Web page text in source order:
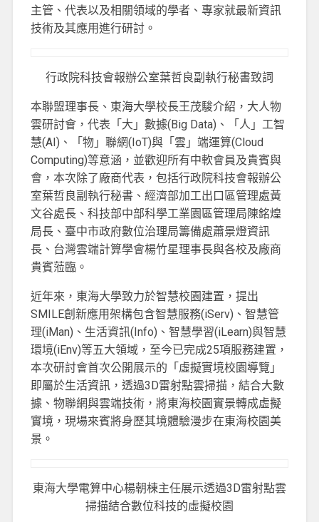
主管、代表以及相關領域的學者、專家就最新資訊
技術及其應用進行研討。
行政院科技會報辦公室葉哲良副執行秘書致詞
本聯盟理事長、東海大學校長王茂駿介紹，大人物
雲研討會，代表「大」數據(Big Data)、「人」工智
慧(AI)、「物」聯網(IoT)與「雲」端運算(Cloud
Computing)等意涵，並歡迎所有中軟會員及貴賓與
會，本次除了廠商代表，包括行政院科技會報辦公
室葉哲良副執行秘書、經濟部加工出口區管理處黃
文谷處長、科技部中部科學工業園區管理局陳銘煌
局長、臺中市政府數位治理局籌備處蕭景燈資訊
長、台灣雲端計算學會楊竹星理事長與各校及廠商
貴賓蒞臨。
近年來，東海大學致力於智慧校園建置，提出
SMILE創新應用架構包含智慧服務(iServ)、智慧管
理(iMan)、生活資訊(Info)、智慧學習(iLearn)與智慧
環境(iEnv)等五大領域，至今已完成25項服務建置，
本次研討會首次公開展示的「虛擬實境校園導覽」
即屬於生活資訊，透過3D雷射點雲掃描，結合大數
據、物聯網與雲端技術，將東海校園實景轉成虛擬
實境，現場來賓將身歷其境體驗漫步在東海校園美
景。
東海大學電算中心楊朝棟主任展示透過3D雷射點雲
掃描結合數位科技的虛擬校園